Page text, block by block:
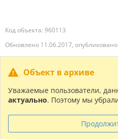
Код объекта: 960113
Обновлено 11.06.2017,
Объект в архиве
Уважаемые пользователи,
актуально. Поэтому мы